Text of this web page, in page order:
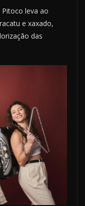
leva ao
e xaxado,
das